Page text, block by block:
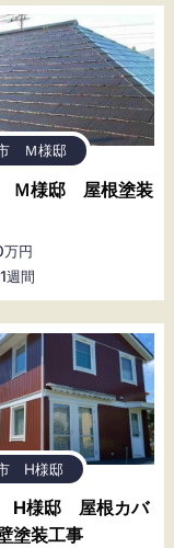
Ｍ様邸
Ｍ様邸 屋根塗装
円
週間
H様邸
H様邸 屋根カバ
塗装工事